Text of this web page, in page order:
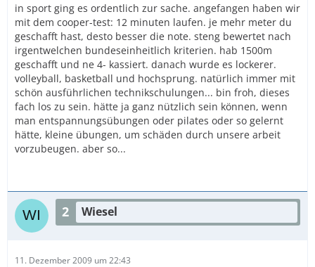
in sport ging es ordentlich zur sache. angefangen haben wir
mit dem cooper-test: 12 minuten laufen. je mehr meter du
geschafft hast, desto besser die note. steng bewertet nach
irgentwelchen bundeseinheitlich kriterien. hab 1500m
geschafft und ne 4- kassiert. danach wurde es lockerer.
volleyball, basketball und hochsprung. natürlich immer mit
schön ausführlichen technikschulungen... bin froh, dieses
fach los zu sein. hätte ja ganz nützlich sein können, wenn
man entspannungsübungen oder pilates oder so gelernt
hätte, kleine übungen, um schäden durch unsere arbeit
vorzubeugen. aber so...
2 Wiesel
11. Dezember 2009 um 22:43